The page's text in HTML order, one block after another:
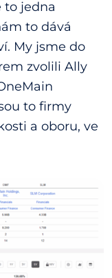
to jedna
to dává
My jsme do
zvolili Ally
to firmy
a oboru, ve